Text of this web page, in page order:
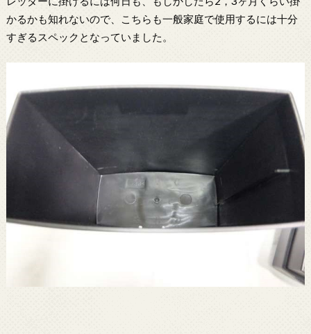
かるかも知れないので、こちらも一般家庭で使用するには十分
すぎるスペックとなっていました。